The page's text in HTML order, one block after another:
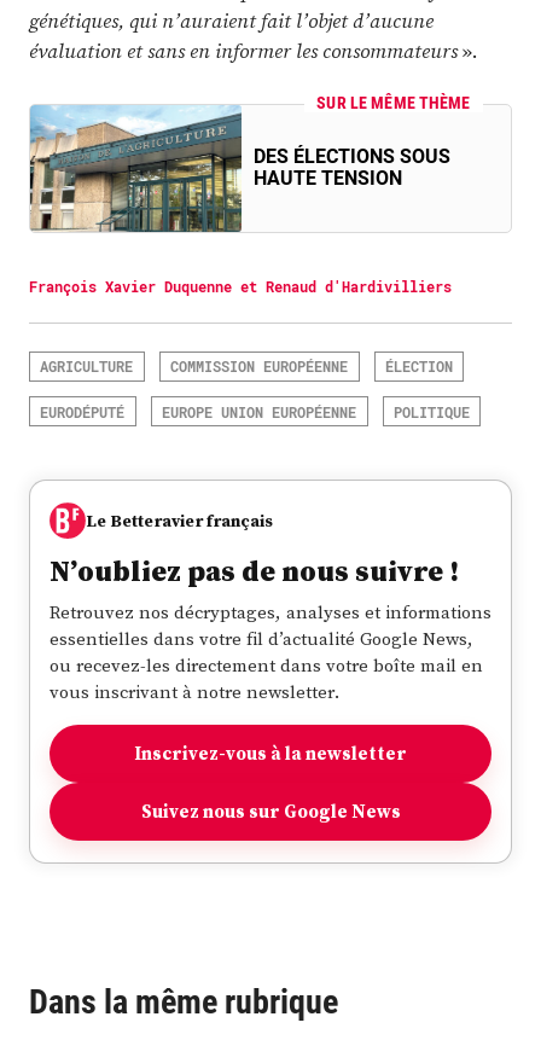
génétiques, qui n’auraient fait l’objet d’aucune
évaluation et sans en informer les consommateurs».
SUR LE MÊME THÈME
DES ÉLECTIONS SOUS
HAUTE TENSION
François Xavier Duquenne et Renaud d'Hardivilliers
AGRICULTURE COMMISSION EUROPÉENNE ÉLECTION
EURODÉPUTÉ EUROPE UNION EUROPÉENNE POLITIQUE
Le Betteravier français
N’oubliez pas de nous suivre !
Retrouvez nos décryptages, analyses et informations
essentielles dans votre fil d’actualité Google News,
ou recevez-les directement dans votre boîte mail en
vous inscrivant à notre newsletter.
Inscrivez-vous à la newsletter
Suivez nous sur Google News
Dans la même rubrique